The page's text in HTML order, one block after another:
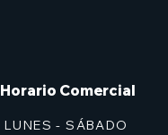
Horario Comercial
LUNES - SÁBADO